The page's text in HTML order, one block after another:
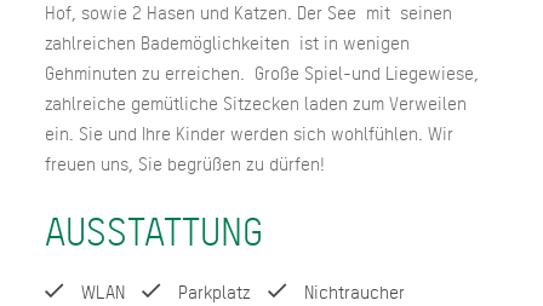
Hof, sowie 2 Hasen und Katzen. Der See mit seinen
zahlreichen Bademöglichkeiten ist in wenigen
Gehminuten zu erreichen. Große Spiel-und Liegewiese,
zahlreiche gemütliche Sitzecken laden zum Verweilen
ein. Sie und Ihre Kinder werden sich wohlfühlen. Wir
freuen uns, Sie begrüßen zu dürfen!
AUSSTATTUNG
WLAN Parkplatz Nichtraucher